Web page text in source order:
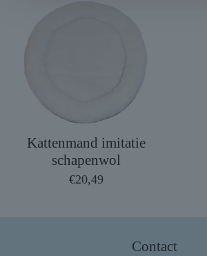
Kattenmand imitatie
schapenwol
€20,49
Contact